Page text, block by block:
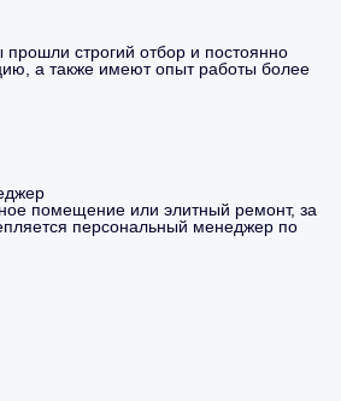
строгий отбор и постоянно
а также имеют опыт работы более
помещение или элитный ремонт, за
персональный менеджер по